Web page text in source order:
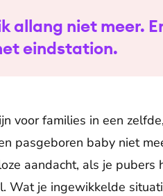
allang niet meer.
eindstation.
voor families in een
pasgeboren baby niet
aandacht, als je pubers
Wat je ingewikkelde